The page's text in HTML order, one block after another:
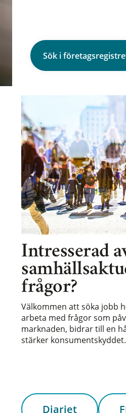
Sök i
Intresserad
frågor?
Välkommen att söka jobb
arbeta med frågor som
marknaden, bidrar till en
stärker konsumentskyddet.
Diariet